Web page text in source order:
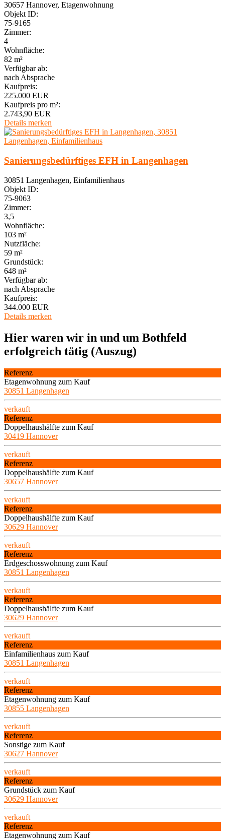
30657 Hannover, Etagenwohnung
Objekt ID:
75-9165
Zimmer:
4
Wohnfläche:
82 m²
Verfügbar ab:
nach Absprache
Kaufpreis:
225.000 EUR
Kaufpreis pro m²:
2.743,90 EUR
Details merken
Sanierungsbedürftiges EFH in Langenhagen
30851 Langenhagen, Einfamilienhaus
Objekt ID:
75-9063
Zimmer:
3,5
Wohnfläche:
103 m²
Nutzfläche:
59 m²
Grundstück:
648 m²
Verfügbar ab:
nach Absprache
Kaufpreis:
344.000 EUR
Details merken
Hier waren wir in und um Bothfeld
erfolgreich tätig (Auszug)
Referenz
Etagenwohnung zum Kauf
30851 Langenhagen
verkauft
Referenz
Doppelhaushälfte zum Kauf
30419 Hannover
verkauft
Referenz
Doppelhaushälfte zum Kauf
30657 Hannover
verkauft
Referenz
Doppelhaushälfte zum Kauf
30629 Hannover
verkauft
Referenz
Erdgeschosswohnung zum Kauf
30851 Langenhagen
verkauft
Referenz
Doppelhaushälfte zum Kauf
30629 Hannover
verkauft
Referenz
Einfamilienhaus zum Kauf
30851 Langenhagen
verkauft
Referenz
Etagenwohnung zum Kauf
30855 Langenhagen
verkauft
Referenz
Sonstige zum Kauf
30627 Hannover
verkauft
Referenz
Grundstück zum Kauf
30629 Hannover
verkauft
Referenz
Etagenwohnung zum Kauf